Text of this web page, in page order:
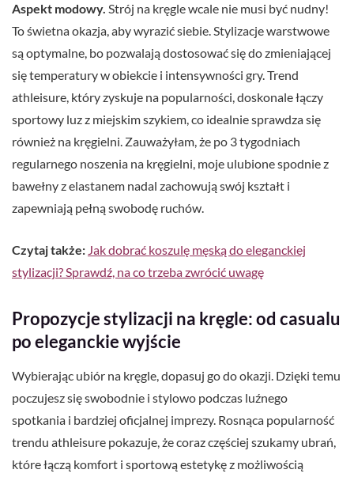
Aspekt modowy. Strój na kręgle wcale nie musi być nudny!
To świetna okazja, aby wyrazić siebie. Stylizacje warstwowe
są optymalne, bo pozwalają dostosować się do zmieniającej
się temperatury w obiekcie i intensywności gry. Trend
athleisure, który zyskuje na popularności, doskonale łączy
sportowy luz z miejskim szykiem, co idealnie sprawdza się
również na kręgielni. Zauważyłam, że po 3 tygodniach
regularnego noszenia na kręgielni, moje ulubione spodnie z
bawełny z elastanem nadal zachowują swój kształt i
zapewniają pełną swobodę ruchów.
Czytaj także: Jak dobrać koszulę męską do eleganckiej
stylizacji? Sprawdź, na co trzeba zwrócić uwagę
Propozycje stylizacji na kręgle: od casualu
po eleganckie wyjście
Wybierając ubiór na kręgle, dopasuj go do okazji. Dzięki temu
poczujesz się swobodnie i stylowo podczas luźnego
spotkania i bardziej oficjalnej imprezy. Rosnąca popularność
trendu athleisure pokazuje, że coraz częściej szukamy ubrań,
które łączą komfort i sportową estetykę z możliwością